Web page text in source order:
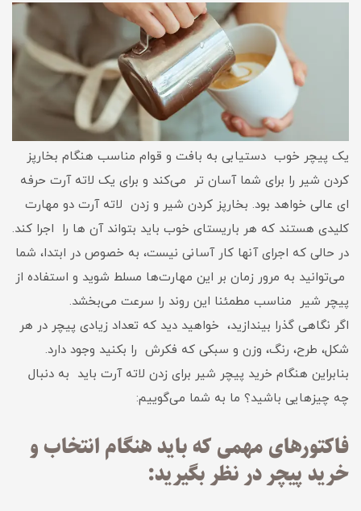
یک پیچر خوب دستیابی به بافت و قوام مناسب هنگام بخارپز
کردن شیر را برای شما آسان تر می‌کند و برای یک لاته آرت حرفه
ای عالی خواهد بود. بخارپز کردن شیر و زدن لاته آرت دو مهارت
کلیدی هستند که هر باریستای خوب باید بتواند آن ها را اجرا کند.
در حالی که اجرای آنها کار آسانی نیست، به خصوص در ابتدا، شما
می‌توانید به مرور زمان بر این مهارت‌ها مسلط شوید و استفاده از
پیچر شیر مناسب مطمئنا این روند را سرعت می‌­بخشد.
اگر نگاهی گذرا بیندازید، خواهید دید که تعداد زیادی پیچر در هر
شکل، طرح، رنگ، وزن و سبکی که فکرش را بکنید وجود دارد.
بنابراین هنگام خرید پیچر شیر برای زدن لاته آرت باید به دنبال
چه چیزهایی باشید؟ ما به شما می‎‌گوییم:
فاکتورهای مهمی که باید هنگام انتخاب و
خرید پیچر در نظر بگیرید: